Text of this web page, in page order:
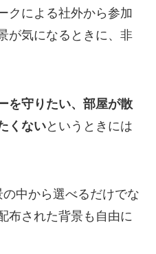
クによる社外から参加
が気になるときに、非
を守りたい、部屋が散
くないというときには
中から選べるだけでな
布された背景も自由に